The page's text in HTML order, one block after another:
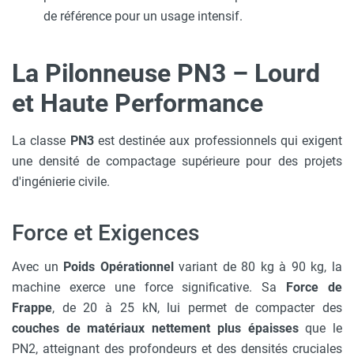
de référence pour un usage intensif.
La Pilonneuse PN3 – Lourd
et Haute Performance
La classe PN3est destinée aux professionnels qui exigent
une densité de compactage supérieure pour des projets
d'ingénierie civile.
Force et Exigences
Avec un Poids Opérationnelvariant de 80 kg à 90 kg, la
machine exerce une force significative. Sa Force de
Frappe, de 20 à 25 kN, lui permet de compacter des
couches de matériaux nettement plus épaissesque le
PN2, atteignant des profondeurs et des densités cruciales